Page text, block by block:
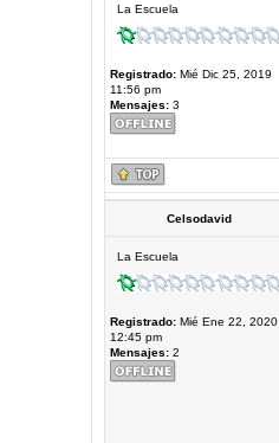
La Escuela
Registrado:Mié Dic 25, 2019
11:56 pm
Mensajes:3
Celsodavid
La Escuela
Registrado:Mié Ene 22, 2020
12:45 pm
Mensajes:2